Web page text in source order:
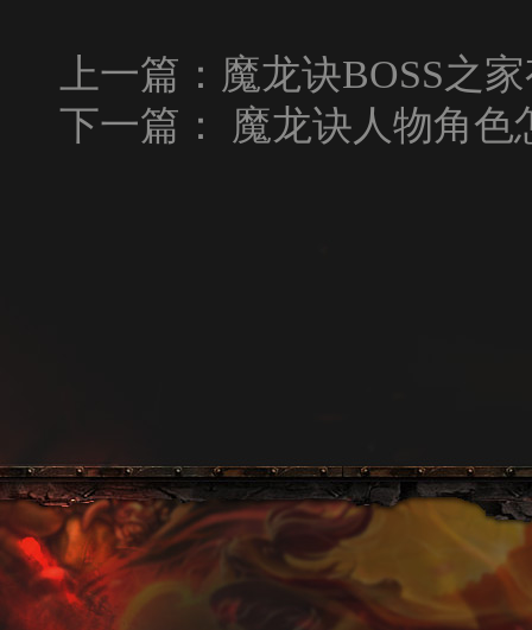
上一篇： 魔龙诀BOSS之
下一篇：
魔龙诀人物角色